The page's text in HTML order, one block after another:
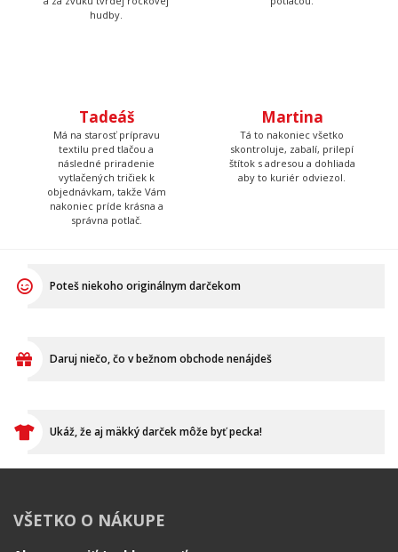
následné priradenie
vytlačených tričiek k
objednávkam, takže Vám
nakoniec príde krásna a
správna potlač.
štítok s adresou a dohliada
aby to kuriér odviezol.
VŠETKO O NÁKUPE
BLOG